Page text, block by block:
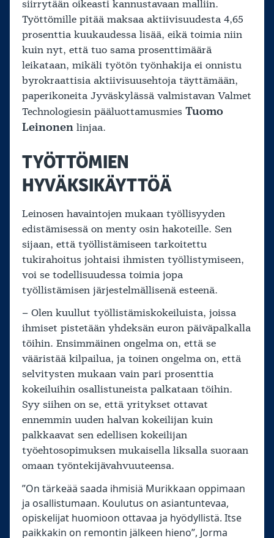
siirrytään oikeasti kannustavaan malliin.
Työttömille pitää maksaa aktiivisuudesta 4,65
prosenttia kuukaudessa lisää, eikä toimia niin
kuin nyt, että tuo sama prosenttimäärä
leikataan, mikäli työtön työnhakija ei onnistu
byrokraattisia aktiivisuusehtoja täyttämään,
paperikoneita Jyväskylässä valmistavan Valmet
Technologiesin pääluottamusmies Tuomo
Leinonen linjaa.
TYÖTTÖMIEN
HYVÄKSIKÄYTTÖÄ
Leinosen havaintojen mukaan työllisyyden
edistämisessä on menty osin hakoteille. Sen
sijaan, että työllistämiseen tarkoitettu
tukirahoitus johtaisi ihmisten työllistymiseen,
voi se todellisuudessa toimia jopa
työllistämisen järjestelmällisenä esteenä.
– Olen kuullut työllistämiskokeiluista, joissa
ihmiset pistetään yhdeksän euron päiväpalkalla
töihin. Ensimmäinen ongelma on, että se
vääristää kilpailua, ja toinen ongelma on, että
selvitysten mukaan vain pari prosenttia
kokeiluihin osallistuneista palkataan töihin.
Syy siihen on se, että yritykset ottavat
ennemmin uuden halvan kokeilijan kuin
palkkaavat sen edellisen kokeilijan
työehtosopimuksen mukaisella liksalla suoraan
omaan työntekijävahvuuteensa.
”On tärkeää saada ihmisiä Murikkaan oppimaan
ja osallistumaan. Koulutus on asiantuntevaa,
opiskelijat huomioon ottavaa ja hyödyllistä. Itse
paikkakin on remontin jälkeen hieno”, Jorma